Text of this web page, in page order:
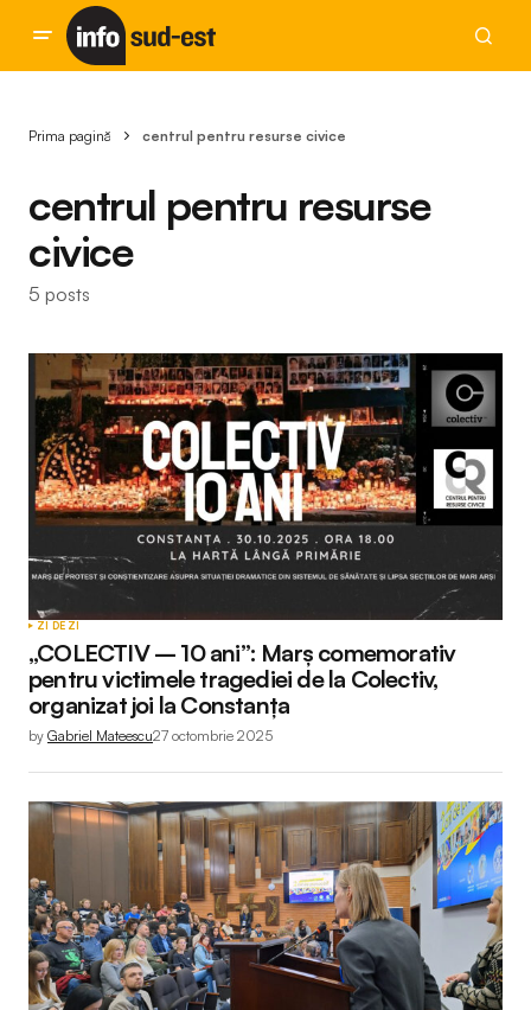
Prima pagină centrul pentru resurse civice
centrul pentru resurse
civice
5 posts
ZI DE ZI
„COLECTIV – 10 ani”: Marș comemorativ
pentru victimele tragediei de la Colectiv,
organizat joi la Constanța
by Gabriel Mateescu27 octombrie 2025